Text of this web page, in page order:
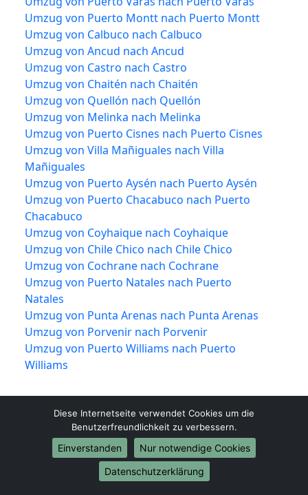
Umzug von Puerto Montt nach Puerto Montt
Umzug von Calbuco nach Calbuco
Umzug von Ancud nach Ancud
Umzug von Castro nach Castro
Umzug von Chaitén nach Chaitén
Umzug von Quellón nach Quellón
Umzug von Melinka nach Melinka
Umzug von Puerto Cisnes nach Puerto Cisnes
Umzug von Villa Mañiguales nach Villa
Mañiguales
Umzug von Puerto Aysén nach Puerto Aysén
Umzug von Puerto Chacabuco nach Puerto
Chacabuco
Umzug von Coyhaique nach Coyhaique
Umzug von Chile Chico nach Chile Chico
Umzug von Cochrane nach Cochrane
Umzug von Puerto Natales nach Puerto
Natales
Umzug von Punta Arenas nach Punta Arenas
Umzug von Porvenir nach Porvenir
Umzug von Puerto Williams nach Puerto
Williams
Diese Internetseite verwendet Cookies um die
Benutzerfreundlichkeit zu verbessern.
Einverstanden
Nur notwendige Cookies
Datenschutzerklärung